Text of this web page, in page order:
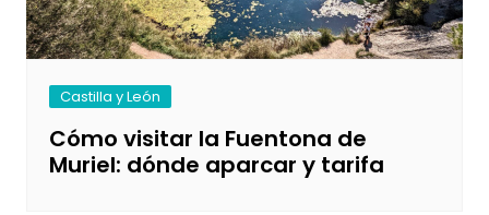
Castilla y León
Cómo visitar la Fuentona de
Muriel: dónde aparcar y tarifa